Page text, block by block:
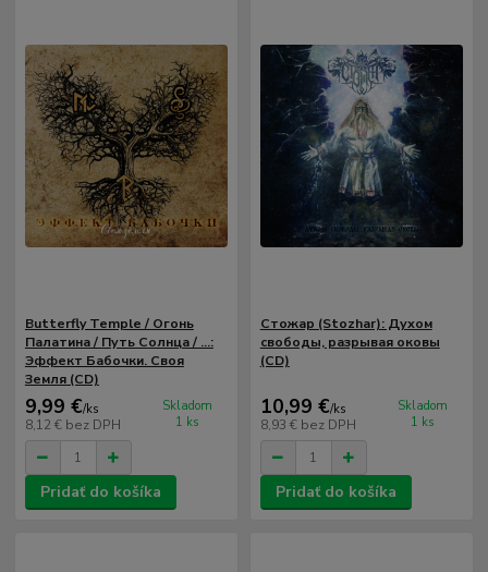
Butterfly Temple / Огонь
Палатина / Путь Солнца / ...:
Эффект Бабочки. Своя
Земля (CD)
9,99 €/ks
8,12 € bez DPH
Skladom
1 ks
Pridať do košíka
Стожар (Stozhar): Духом
свободы,​ разрывая оковы
(CD)
10,99 €/ks
8,93 € bez DPH
Skladom
1 ks
Pridať do košíka